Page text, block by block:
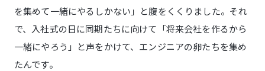
を集めて一緒にやるしかない」と腹をくくりました。それ
で、入社式の日に同期たちに向けて「将来会社を作るから
一緒にやろう」と声をかけて、エンジニアの卵たちを集め
たんです。